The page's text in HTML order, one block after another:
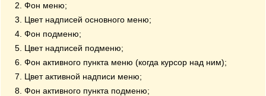
Фон меню;
Цвет надписей основного меню;
Фон подменю;
Цвет надписей подменю;
Фон активного пункта меню (когда курсор над ним);
Цвет активной надписи меню;
Фон активного пункта подменю;